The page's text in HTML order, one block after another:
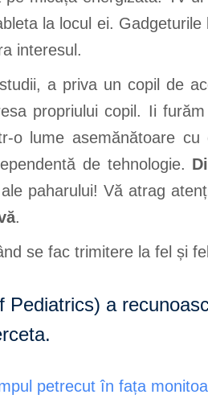
la locul ei. Gadgeturile
interesul.
a priva un copil de
propriului copil. Ii
o lume asemănătoare
de tehnologie.
paharului! Vă atrag
.
se fac trimitere la fel și
Pediatrics) a
petrecut în fața